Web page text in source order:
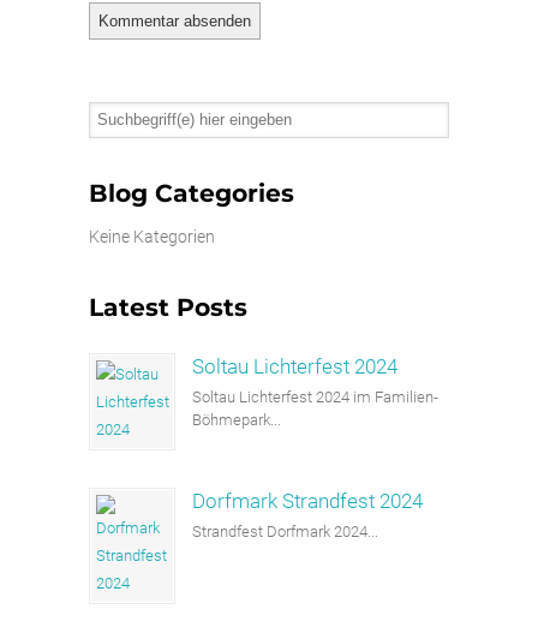
Blog Categories
Keine Kategorien
Latest Posts
Soltau Lichterfest 2024
Soltau Lichterfest 2024 im Familien-
Böhmepark...
Dorfmark Strandfest 2024
Strandfest Dorfmark 2024...